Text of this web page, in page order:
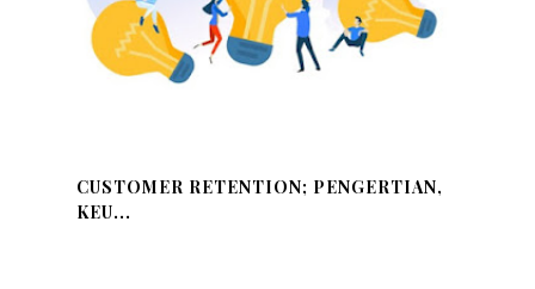
CUSTOMER RETENTION; PENGERTIAN,
KEU...